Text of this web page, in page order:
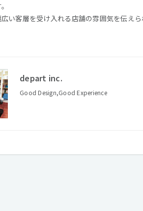
い客層を受け入れる店舗の雰囲気を伝え
depart inc.
Good Design,Good Experience